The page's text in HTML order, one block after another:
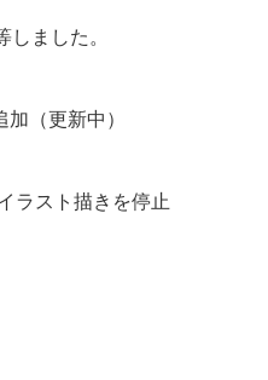
ました。
（更新中）
ラスト描きを停止